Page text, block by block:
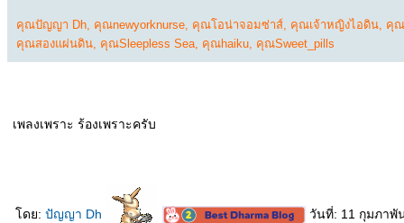
คุณปัญญา Dh, คุณnewyorknurse, คุณโอน่าจอมซ่าส์, คุณเจ้าหญิงไอดิน, คุ
คุณสองแผ่นดิน, คุณSleepless Sea, คุณhaiku, คุณSweet_pills
เพลงเพราะ ร้องเพราะครับ
ดย: ปัญญา Dh วันที่: 11 กุมภาพั